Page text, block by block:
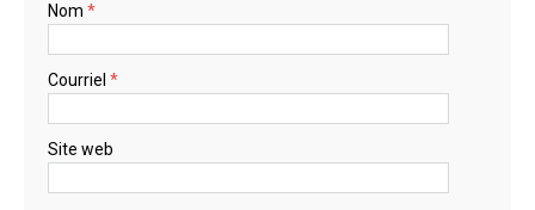
Nom *
Courriel *
Site web